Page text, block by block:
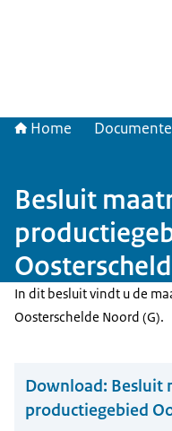
Home
Besluit
In dit besluit vindt u de
Oosterschelde Noord (G).
Download: Besluit
productiegebied